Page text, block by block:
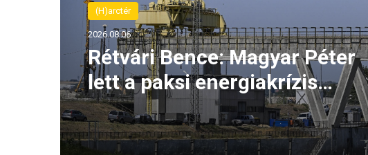
(H)arctér
2026.08.06.
Rétvári Bence: Magyar Péter
lett a paksi energiakrízis
legnagyobb rémhírterjesztője
(VIDEÓ)